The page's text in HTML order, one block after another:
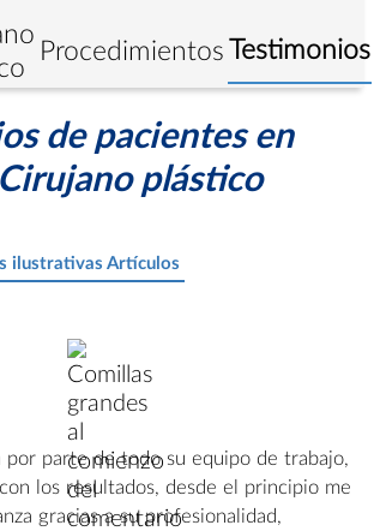
ProcedimientosTestimonios
de pacientes en
plástico
ilustrativas Artículos
por parte de todo su equipo de trabajo,
los resultados, desde el principio me
gracias a su profesionalidad,